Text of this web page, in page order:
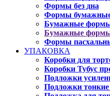
Формы без дна
Формы
Бумажные
Бумажные
Формы
УПАКОВКА
Коробки для
Коробки Тубус
Подложки
Подложки